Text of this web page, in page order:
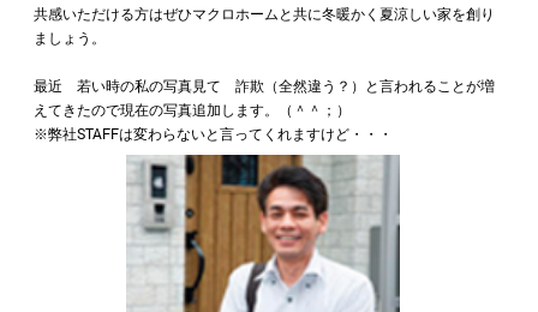
共感いただける方はぜひマクロホームと共に冬暖かく夏涼しい家を創り
ましょう。
最近 若い時の私の写真見て 詐欺（全然違う？）と言われることが増
えてきたので現在の写真追加します。（＾＾；）
※弊社STAFFは変わらないと言ってくれますけど・・・